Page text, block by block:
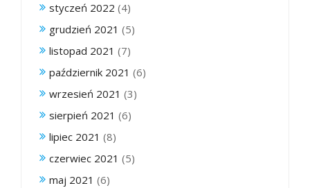
styczeń 2022 (4)
grudzień 2021 (5)
listopad 2021 (7)
październik 2021 (6)
wrzesień 2021 (3)
sierpień 2021 (6)
lipiec 2021 (8)
czerwiec 2021 (5)
maj 2021 (6)